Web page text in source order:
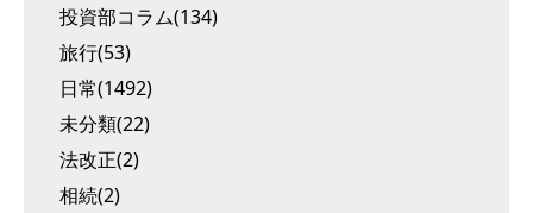
投資部コラム(134)
旅行(53)
日常(1492)
未分類(22)
法改正(2)
相続(2)